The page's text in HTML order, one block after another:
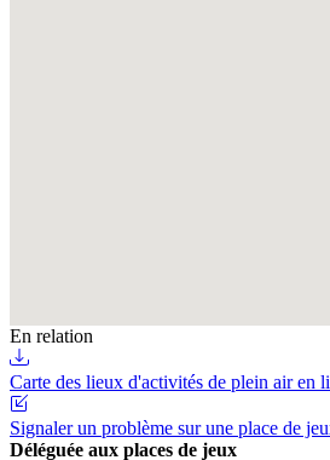
En relation
Carte des lieux d'activités de plein air en
Signaler un problème sur une place de
Déléguée aux places de jeux